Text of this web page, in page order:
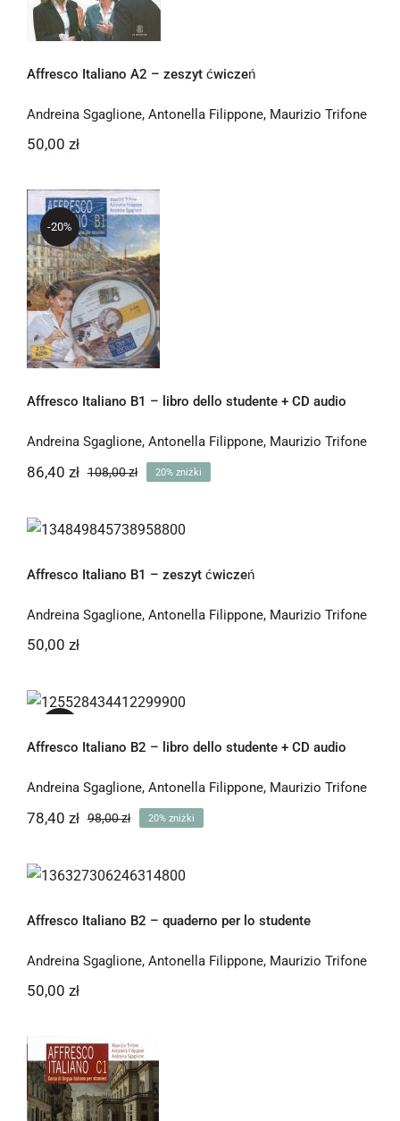
Affresco Italiano A2 – zeszyt ćwiczeń
Andreina Sgaglione, Antonella Filippone, Maurizio Trifone
50,00 zł
-20%
Affresco Italiano B1 – libro dello
studente + CD audio
Affresco Italiano B1 – libro dello studente + CD audio
Andreina Sgaglione, Antonella Filippone, Maurizio Trifone
108,00złPierwotna
108,00 zł.
86,40 zł
Aktualna
86,40 zł.
20% zniżki
Affresco Italiano B1 – zeszyt ćwiczeń
Affresco Italiano B1 – zeszyt ćwiczeń
Andreina Sgaglione, Antonella Filippone, Maurizio Trifone
50,00 zł
Affresco Italiano B2 – libro dello
studente + CD audio
Affresco Italiano B2 – libro dello studente + CD audio
Andreina Sgaglione, Antonella Filippone, Maurizio Trifone
98,00złPierwotna
98,00 zł.
78,40 zł
Aktualna
78,40 zł.
20% zniżki
Affresco Italiano B2 – quaderno per lo
studente
Affresco Italiano B2 – quaderno per lo studente
Andreina Sgaglione, Antonella Filippone, Maurizio Trifone
50,00 zł
Affresco Italiano C1 – libro dello